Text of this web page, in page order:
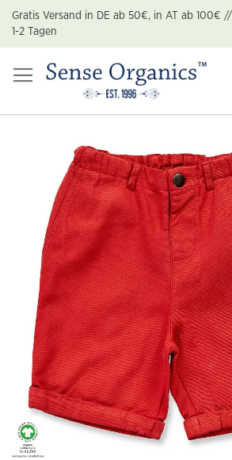
Zum
Inhalt
springen
Gratis Versand in DE ab 50€, in AT ab 100€
1-2 Tagen
Bildgalerie